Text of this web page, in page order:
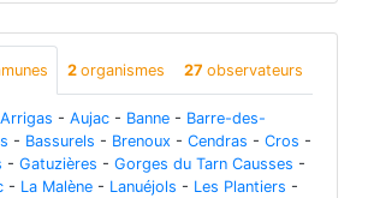
2 organismes 27 observateurs
Arrigas - Aujac - Banne - Barre-des-
- Bassurels - Brenoux - Cendras - Cros -
- Gatuzières - Gorges du Tarn Causses -
- La Malène - Lanuéjols - Les Plantiers -